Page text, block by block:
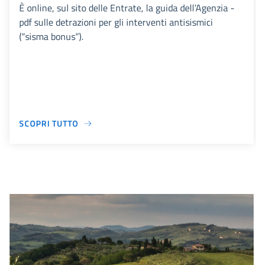
È online, sul sito delle Entrate, la guida dell’Agenzia -
pdf sulle detrazioni per gli interventi antisismici
(“sisma bonus”).
SCOPRI TUTTO